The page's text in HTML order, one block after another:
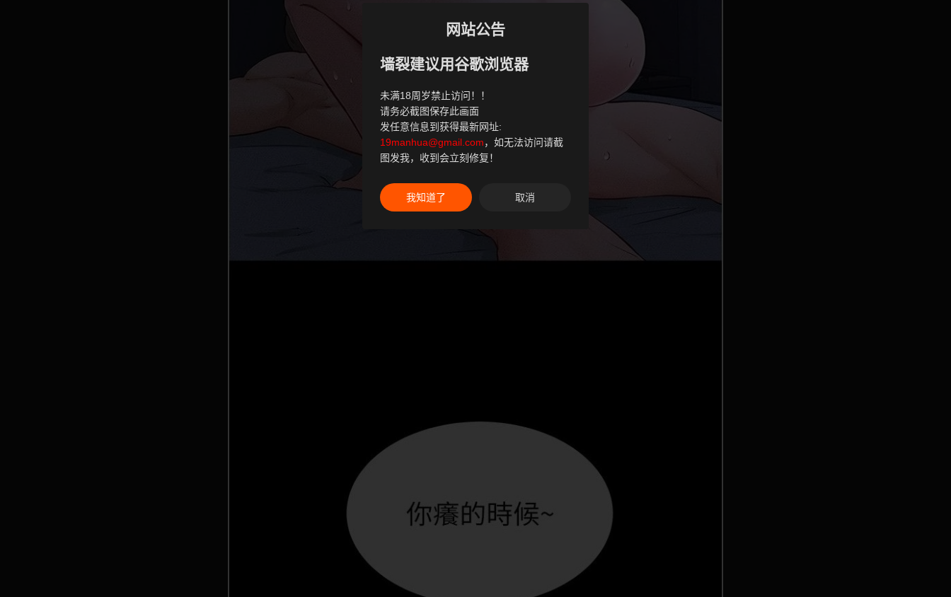
网站公告
墙裂建议用谷歌浏览器
未满18周岁禁止访问！！
请务必截图保存此画面
发任意信息到获得最新网址:
19manhua@gmail.com，如无法访问请截
图发我，收到会立刻修复！
我知道了 取消